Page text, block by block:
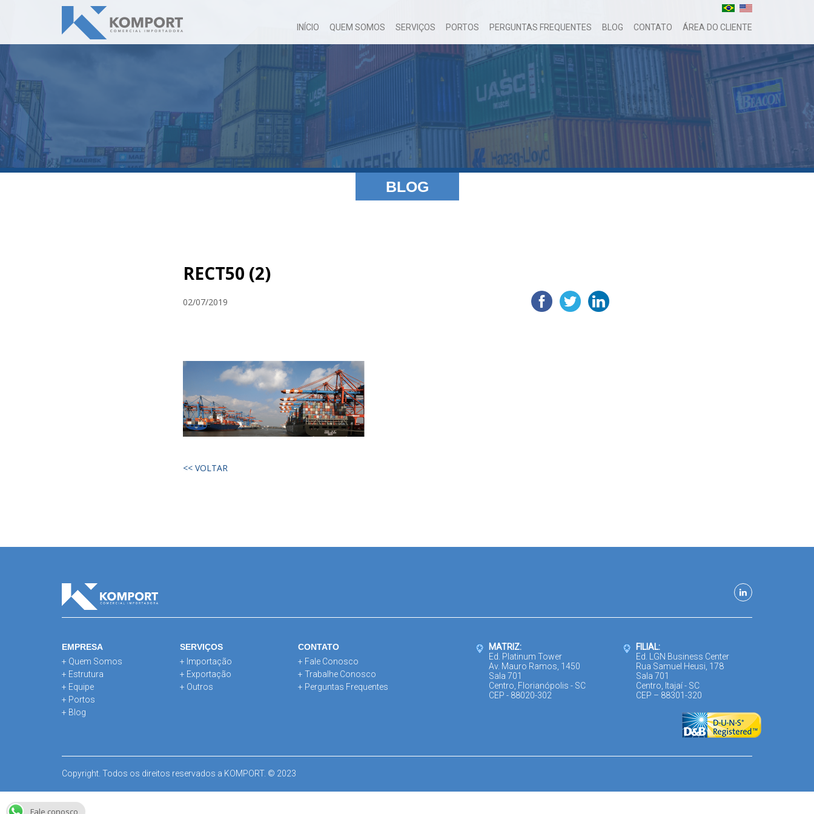
INÍCIO QUEM SOMOS SERVIÇOS PORTOS PERGUNTAS FREQUENTES BLOG CONTATO ÁREA DO CLIENTE
BLOG
RECT50 (2)
02/07/2019
<< VOLTAR
EMPRESA
+ Quem Somos
+ Estrutura
+ Equipe
+ Portos
+ Blog
SERVIÇOS
+ Importação
+ Exportação
+ Outros
CONTATO
+ Fale Conosco
+ Trabalhe Conosco
+ Perguntas Frequentes
MATRIZ:
Ed. Platinum Tower
Av. Mauro Ramos, 1450
Sala 701
Centro, Florianópolis - SC
CEP - 88020-302
FILIAL:
Ed. LGN Business Center
Rua Samuel Heusi, 178
Sala 701
Centro, Itajaí - SC
CEP – 88301-320
Copyright. Todos os direitos reservados a KOMPORT. © 2023
Fale conosco